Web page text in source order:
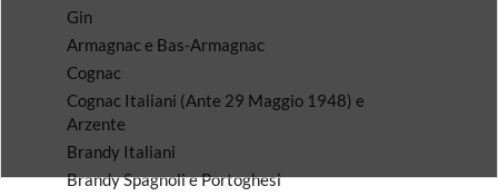
Gin
Armagnac e Bas-Armagnac
Cognac
Cognac Italiani (Ante 29 Maggio 1948) e
Arzente
Brandy Italiani
Brandy Spagnoli e Portoghesi